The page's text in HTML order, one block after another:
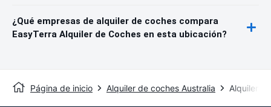
¿Qué empresas de alquiler de coches compara
EasyTerra Alquiler de Coches en esta ubicación?
Página de inicio Alquiler de coches Australia Alquiler